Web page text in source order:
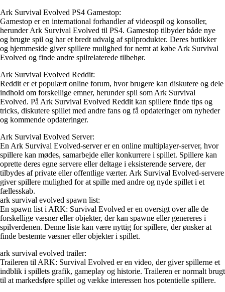
Ark Survival Evolved PS4 Gamestop:
Gamestop er en international forhandler af videospil og konsoller,
herunder Ark Survival Evolved til PS4. Gamestop tilbyder både nye
og brugte spil og har et bredt udvalg af spilprodukter. Deres butikker
og hjemmeside giver spillere mulighed for nemt at købe Ark Survival
Evolved og finde andre spilrelaterede tilbehør.
Ark Survival Evolved Reddit:
Reddit er et populært online forum, hvor brugere kan diskutere og dele
indhold om forskellige emner, herunder spil som Ark Survival
Evolved. På Ark Survival Evolved Reddit kan spillere finde tips og
tricks, diskutere spillet med andre fans og få opdateringer om nyheder
og kommende opdateringer.
Ark Survival Evolved Server:
En Ark Survival Evolved-server er en online multiplayer-server, hvor
spillere kan mødes, samarbejde eller konkurrere i spillet. Spillere kan
oprette deres egne servere eller deltage i eksisterende servere, der
tilbydes af private eller offentlige værter. Ark Survival Evolved-servere
giver spillere mulighed for at spille med andre og nyde spillet i et
fællesskab.
ark survival evolved spawn list:
En spawn list i ARK: Survival Evolved er en oversigt over alle de
forskellige væsner eller objekter, der kan spawne eller genereres i
spilverdenen. Denne liste kan være nyttig for spillere, der ønsker at
finde bestemte væsner eller objekter i spillet.
ark survival evolved trailer:
Traileren til ARK: Survival Evolved er en video, der giver spillerne et
indblik i spillets grafik, gameplay og historie. Traileren er normalt brugt
til at markedsføre spillet og vække interessen hos potentielle spillere.